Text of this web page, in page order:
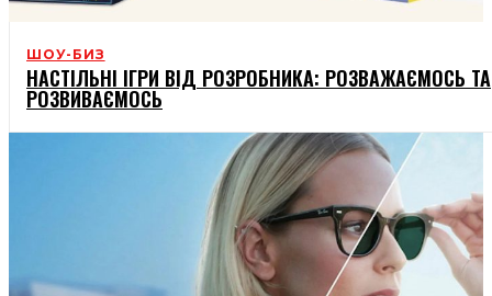
ШОУ-БИЗ
НАСТІЛЬНІ ІГРИ ВІД РОЗРОБНИКА: РОЗВАЖАЄМОСЬ ТА
РОЗВИВАЄМОСЬ